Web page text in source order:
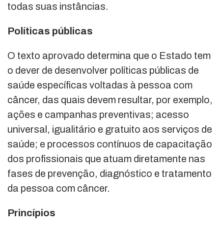
todas suas instâncias.
Políticas públicas
O texto aprovado determina que o Estado tem
o dever de desenvolver políticas públicas de
saúde específicas voltadas à pessoa com
câncer, das quais devem resultar, por exemplo,
ações e campanhas preventivas; acesso
universal, igualitário e gratuito aos serviços de
saúde; e processos contínuos de capacitação
dos profissionais que atuam diretamente nas
fases de prevenção, diagnóstico e tratamento
da pessoa com câncer.
Princípios